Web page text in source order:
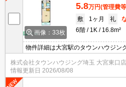
画像：33枚
5.8万円(管理費
敷
1ヶ月 礼
6階
1K 16.8m²
物件詳細は大宮駅のタウンハウジン
株式会社タウンハウジング埼玉 大宮東口店
情報更新日 2026/08/08